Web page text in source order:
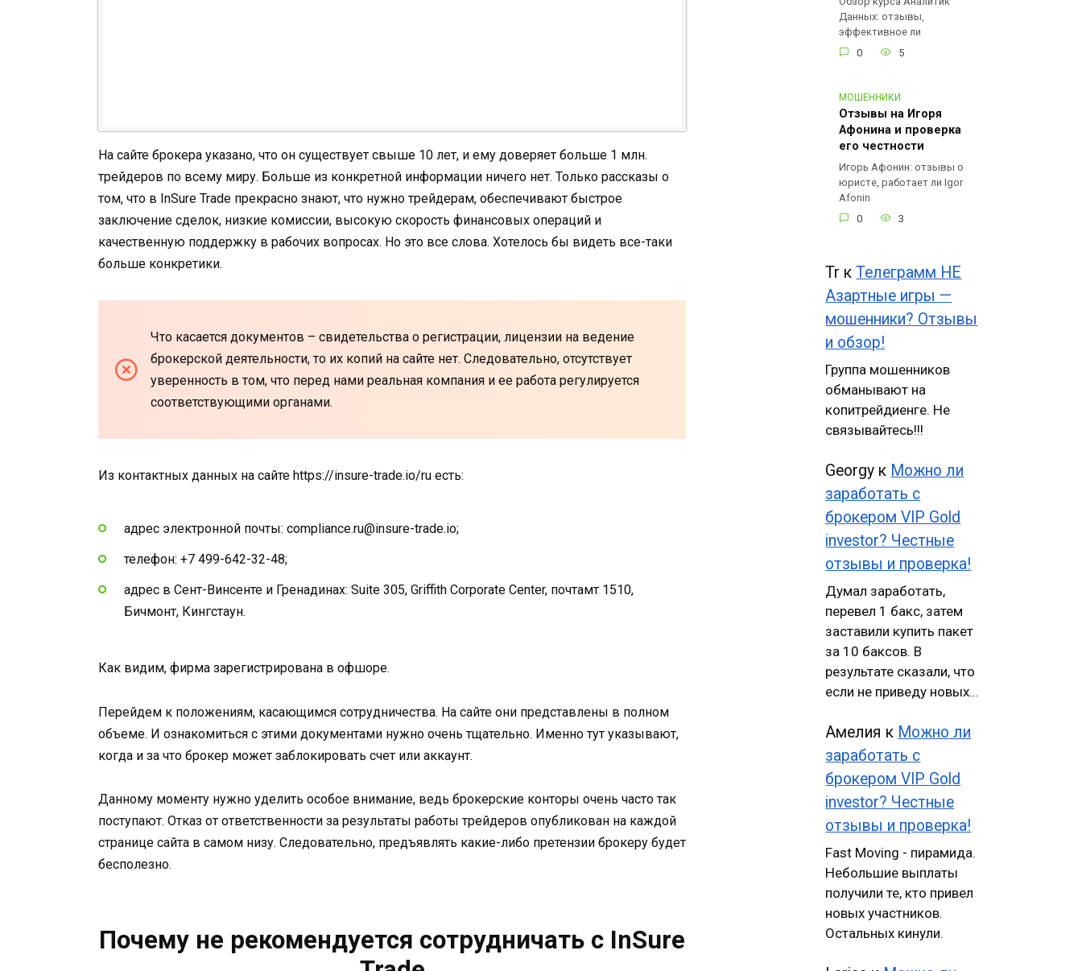
На сайте брокера указано, что он существует свыше 10 лет, и ему доверяет больше 1 млн.
трейдеров по всему миру. Больше из конкретной информации ничего нет. Только рассказы о
том, что в InSure Trade прекрасно знают, что нужно трейдерам, обеспечивают быстрое
заключение сделок, низкие комиссии, высокую скорость финансовых операций и
качественную поддержку в рабочих вопросах. Но это все слова. Хотелось бы видеть все-таки
больше конкретики.
Что касается документов – свидетельства о регистрации, лицензии на ведение
брокерской деятельности, то их копий на сайте нет. Следовательно, отсутствует
уверенность в том, что перед нами реальная компания и ее работа регулируется
соответствующими органами.
Из контактных данных на сайте https://insure-trade.io/ru есть:
адрес электронной почты: compliance.ru@insure-trade.io;
телефон: +7 499-642-32-48;
адрес в Сент-Винсенте и Гренадинах: Suite 305, Griffith Corporate Center, почтамт 1510,
Бичмонт, Кингстаун.
Как видим, фирма зарегистрирована в офшоре.
Перейдем к положениям, касающимся сотрудничества. На сайте они представлены в полном
объеме. И ознакомиться с этими документами нужно очень тщательно. Именно тут указывают,
когда и за что брокер может заблокировать счет или аккаунт.
Данному моменту нужно уделить особое внимание, ведь брокерские конторы очень часто так
поступают. Отказ от ответственности за результаты работы трейдеров опубликован на каждой
странице сайта в самом низу. Следовательно, предъявлять какие-либо претензии брокеру будет
бесполезно.
Почему не рекомендуется сотрудничать с InSure
Данных: отзывы,
эффективное ли
0
5
МОШЕННИКИ
Отзывы на Игоря
Афонина и проверка
его честности
Игорь Афонин: отзывы о
юристе, работает ли Igor
Afonin
0
3
Tr кТелеграмм НЕ
Азартные игры —
мошенники? Отзывы
и обзор!
Группа мошенников
обманывают на
копитрейдиенге. Не
связывайтесь!!!
Georgy к Можно ли
заработать с
брокером VIP Gold
investor? Честные
отзывы и проверка!
Думал заработать,
перевел 1 бакс, затем
заставили купить пакет
за 10 баксов. В
результате сказали, что
если не приведу новых…
Амелия к Можно ли
заработать с
брокером VIP Gold
investor? Честные
отзывы и проверка!
Fast Moving - пирамида.
Небольшие выплаты
получили те, кто привел
новых участников.
Остальных кинули.